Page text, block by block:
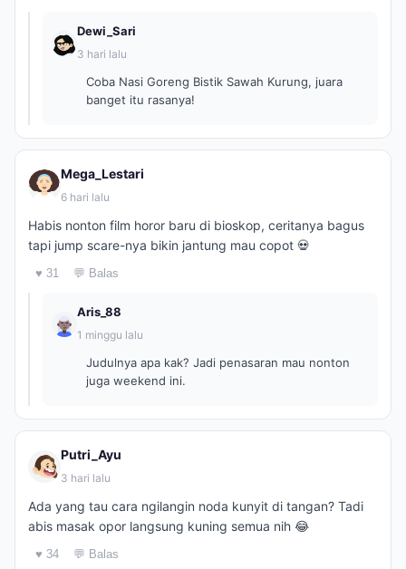
Dewi_Sari
3 hari lalu
Coba Nasi Goreng Bistik Sawah Kurung, juara
banget itu rasanya!
Mega_Lestari
6 hari lalu
Habis nonton film horor baru di bioskop, ceritanya bagus
tapi jump scare-nya bikin jantung mau copot 💀
♥ 31 💬 Balas
Aris_88
1 minggu lalu
Judulnya apa kak? Jadi penasaran mau nonton
juga weekend ini.
Putri_Ayu
3 hari lalu
Ada yang tau cara ngilangin noda kunyit di tangan? Tadi
abis masak opor langsung kuning semua nih 😂
♥ 34 💬 Balas